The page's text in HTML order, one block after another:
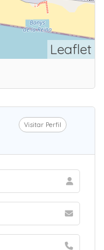
Leaflet
Visitar Perfil